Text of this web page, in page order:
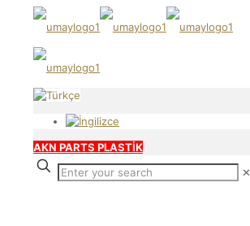
AKN PARTS PLASTİK
✕